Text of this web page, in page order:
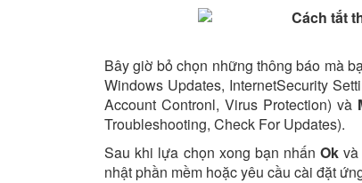
Bây giờ bỏ chọn những thông báo mà
Windows Updates, InternetSecurity
Account Contronl, Virus Protection) và
Troubleshooting, Check For Updates).
Sau khi lựa chọn xong bạn nhấnOk
nhật phần mềm hoặc yêu cầu cài đặt